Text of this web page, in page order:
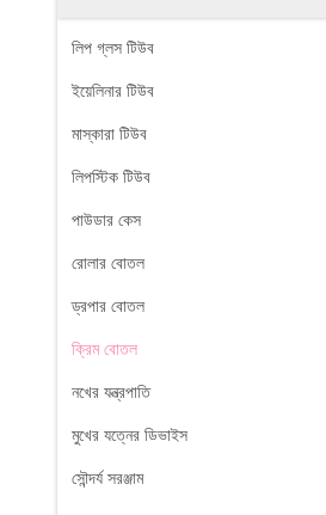
লিপ গ্লস টিউব
ইয়েলিনার টিউব
মাস্কারা টিউব
লিপস্টিক টিউব
পাউডার কেস
রোলার বোতল
ড্রপার বোতল
ক্রিম বোতল
নখের যন্ত্রপাতি
মুখের যত্নের ডিভাইস
সৌন্দর্য সরঞ্জাম